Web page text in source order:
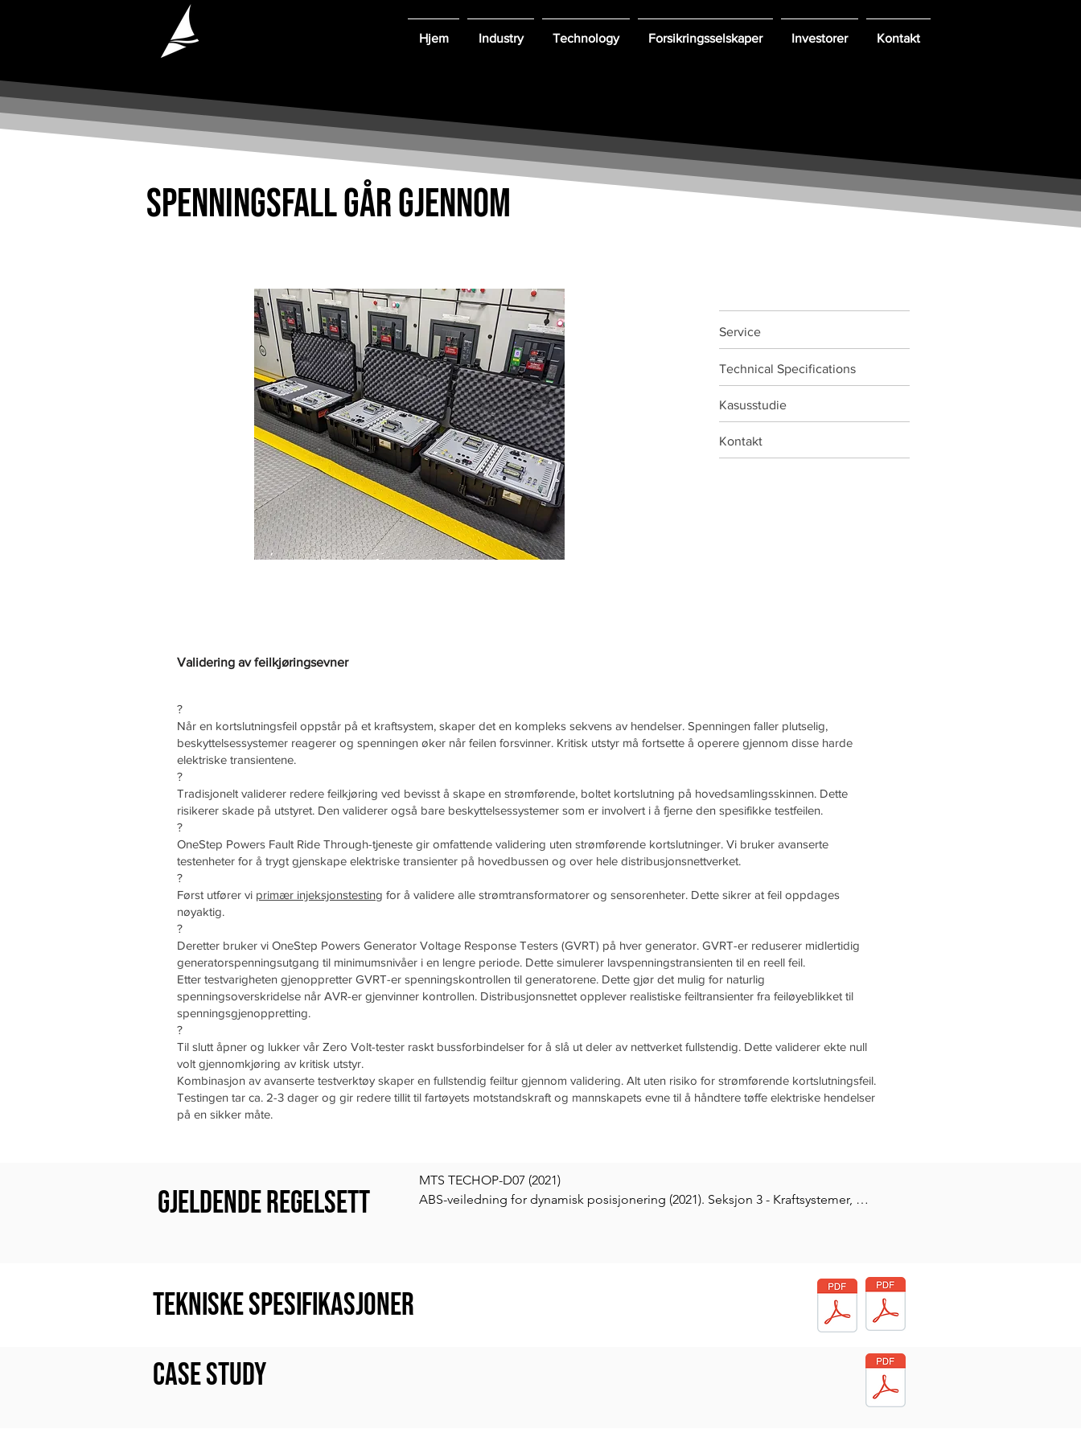
Hjem Industry Technology Forsikringsselskaper Investorer Kontakt
Spenningsfall går gjennom
Service
Technical Specifications
Kasusstudie
Kontakt
Validering av feilkjøringsevner
?
Når en kortslutningsfeil oppstår på et kraftsystem, skaper det en kompleks sekvens av hendelser. Spenningen faller plutselig,
beskyttelsessystemer reagerer og spenningen øker når feilen forsvinner. Kritisk utstyr må fortsette å operere gjennom disse harde
elektriske transientene.
?
Tradisjonelt validerer redere feilkjøring ved bevisst å skape en strømførende, boltet kortslutning på hovedsamlingsskinnen. Dette
risikerer skade på utstyret. Den validerer også bare beskyttelsessystemer som er involvert i å fjerne den spesifikke testfeilen.
?
OneStep Powers Fault Ride Through-tjeneste gir omfattende validering uten strømførende kortslutninger. Vi bruker avanserte
testenheter for å trygt gjenskape elektriske transienter på hovedbussen og over hele distribusjonsnettverket.
?
Først utfører vi primær injeksjonstesting for å validere alle strømtransformatorer og sensorenheter. Dette sikrer at feil oppdages
nøyaktig.
?
Deretter bruker vi OneStep Powers Generator Voltage Response Testers (GVRT) på hver generator. GVRT-er reduserer midlertidig
generatorspenningsutgang til minimumsnivåer i en lengre periode. Dette simulerer lavspenningstransienten til en reell feil.
Etter testvarigheten gjenoppretter GVRT-er spenningskontrollen til generatorene. Dette gjør det mulig for naturlig
spenningsoverskridelse når AVR-er gjenvinner kontrollen. Distribusjonsnettet opplever realistiske feiltransienter fra feiløyeblikket til
spenningsgjenoppretting.
?
Til slutt åpner og lukker vår Zero Volt-tester raskt bussforbindelser for å slå ut deler av nettverket fullstendig. Dette validerer ekte null
volt gjennomkjøring av kritisk utstyr.
Kombinasjon av avanserte testverktøy skaper en fullstendig feiltur gjennom validering. Alt uten risiko for strømførende kortslutningsfeil.
Testingen tar ca. 2-3 dager og gir redere tillit til fartøyets motstandskraft og mannskapets evne til å håndtere tøffe elektriske hendelser
på en sikker måte.
Gjeldende regelsett
MTS TECHOP-D07 (2021)
ABS-veiledning for dynamisk posisjonering (2021). Seksjon 3 - Kraftsystemer,
for bygging og klassifisering av marine fartøy - del 4, fartøysystemer og maskiner, kapittel
8 Elektriske systemer, seksjon 3 Elektrisk utstyr, paragraf 1.9 Spennings- og
Tekniske spesifikasjoner
Case Study